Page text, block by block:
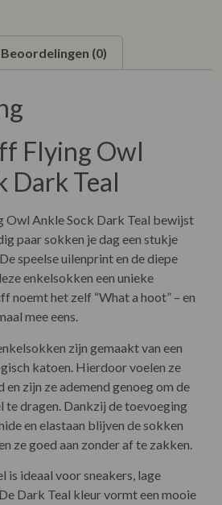
Beoordelingen (0)
Flying Owl
Dark Teal
Owl Ankle Sock Dark Teal bewijst
paar sokken je dag een stukje
speelse uilenprint en de diepe
enkelsokken een unieke
noemt het zelf “What a hoot” – en
mee eens.
zijn gemaakt van een
katoen. Hierdoor voelen ze
en zijn ze ademend genoeg om de
te dragen. Dankzij de toevoeging
en elastaan blijven de sokken
ze goed aan zonder af te zakken.
is ideaal voor sneakers, lage
Dark Teal kleur vormt een mooie